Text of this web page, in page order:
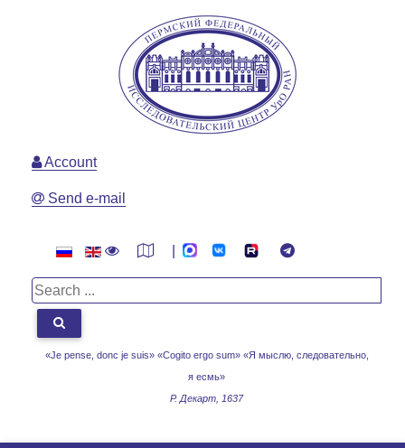
«Je pense, donc je suis» «Cogito ergo sum» «Я мыслю, следовательно,
я есмь»
Р. Декарт, 1637
Account
Send e-mail